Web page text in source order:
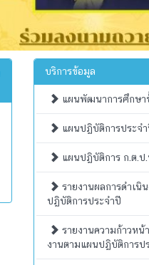
บริการข้อมูล
แผนพัฒนาการศึกษา
แผนปฏิบัติการประจ
แผนปฏิบัติการ ก.ต.ป.
รายงานผลการดำเนิ
ปฏิบัติการประจำปี
รายงานความก้าวหน้
งานตามแผนปฏิบัติการป